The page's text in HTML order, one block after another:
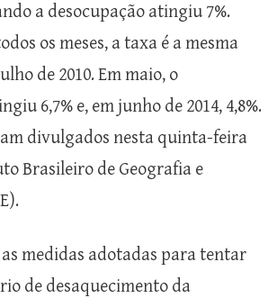
a desocupação atingiu 7%.
os meses, a taxa é a mesma
de 2010. Em maio, o
6,7% e, em junho de 2014, 4,8%.
divulgados nesta quinta-feira
Brasileiro de Geografia e
as medidas adotadas para tentar
de desaquecimento da